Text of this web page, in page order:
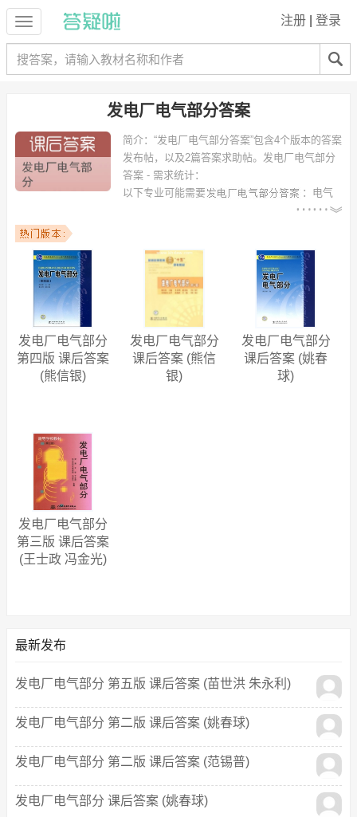
注册 登录
发电厂电气部分答案
简介： “发电厂电气部分答案”包含4个版本的答案
发布帖，以及2篇答案求助帖。 发电厂电气部分
答案 - 需求统计：
以下专业可能需要
：电气
工程及其自动化、电气工程、热能与动力工程、电气工程与自动化、电
气自动化、电力系统及其自动化、计算机科学与技术、电力工程与管
理、电气及其自动化、电气信息工程 等专业。
以下学校的同学下载过
发电厂电气部分答案
：昆明理工大学、广西大
学、华北电力大学（保定）、贵州大学、长江大学、合肥工业大学、上
海电力学院、南京工程学院、兰州交通大学、太原理工大学 等。
发电厂电气部分
第四版 课后答案
(熊信银)
发电厂电气部分
课后答案 (熊信
银)
发电厂电气部分
课后答案 (姚春
球)
发电厂电气部分
第三版 课后答案
(王士政 冯金光)
最新发布
发电厂电气部分 第五版 课后答案 (苗世洪 朱永利)
发电厂电气部分 第二版 课后答案 (姚春球)
发电厂电气部分 第二版 课后答案 (范锡普)
发电厂电气部分 课后答案 (姚春球)